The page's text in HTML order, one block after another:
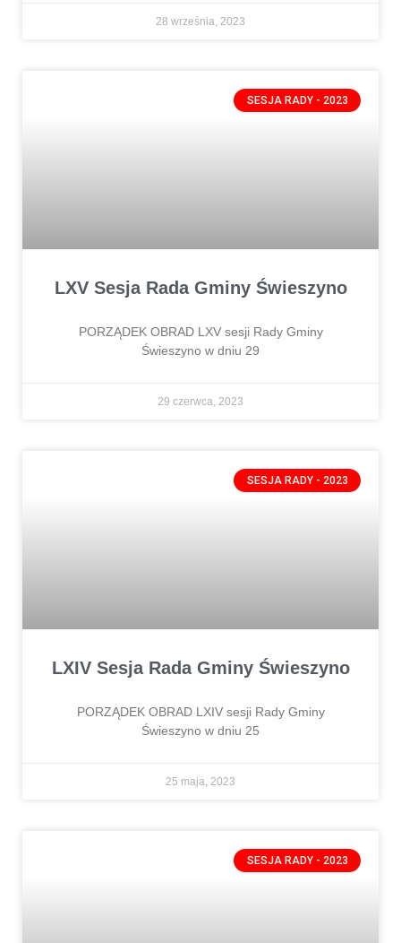
28 września, 2023
SESJA RADY - 2023
LXV Sesja Rada Gminy Świeszyno
PORZĄDEK OBRAD LXV sesji Rady Gminy
Świeszyno w dniu 29
29 czerwca, 2023
SESJA RADY - 2023
LXIV Sesja Rada Gminy Świeszyno
PORZĄDEK OBRAD LXIV sesji Rady Gminy
Świeszyno w dniu 25
25 maja, 2023
SESJA RADY - 2023